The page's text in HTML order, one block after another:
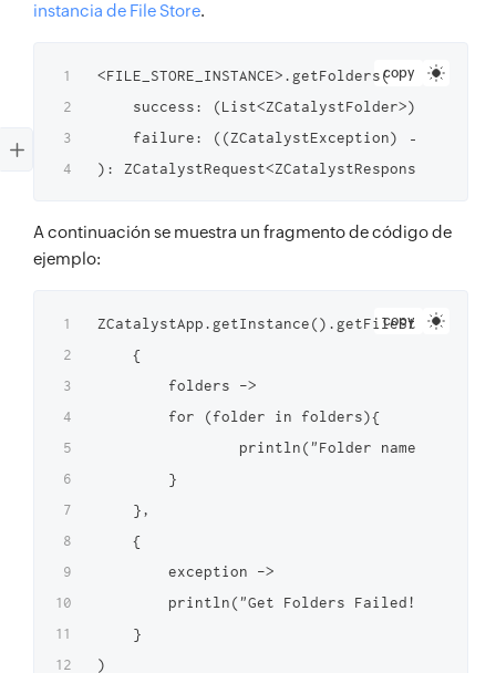
instancia de File Store.
copy
<FILE_STORE_INSTANCE>.getFolders(
    success: (List<ZCatalystFolder>) → Unit,
    failure: ((ZCatalystException) → Unit)?
A continuación se muestra un fragmento de código de
ejemplo:
copy
    {
        folders ->
        for (folder in folders){
println("Folder names:
        }
    },
    {
        exception ->
println("Get Folders Failed!
    }